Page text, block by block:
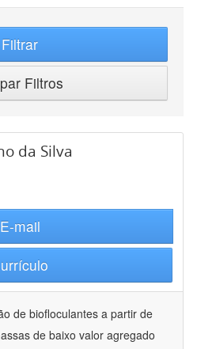
Filtrar
Filtros
da Silva
E-mail
de biofloculantes a partir de
de baixo valor agregado